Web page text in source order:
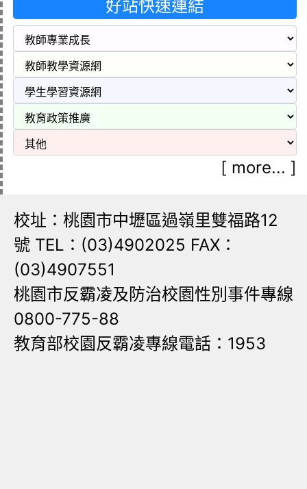
好站快速連結
[ more... ]
校址：桃園市中壢區過嶺里雙福路12
號 TEL：(03)4902025 FAX：
(03)4907551
桃園市反霸凌及防治校園性別事件專線
0800-775-88
教育部校園反霸凌專線電話：1953